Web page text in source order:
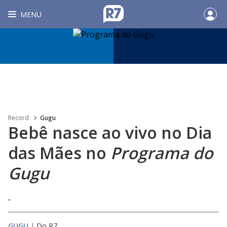
MENU
Record Gugu
Bebê nasce ao vivo no Dia
das Mães no Programa do
Gugu
.